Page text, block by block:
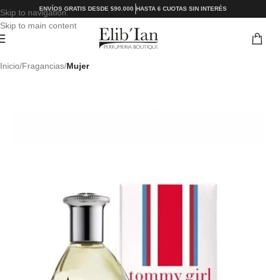
Skip to navigation
Skip to main content
ENVÍOS GRATIS DESDE $90.000 HASTA 6 CUOTAS SIN INTERÉS
Inicio Fragancias Mujer